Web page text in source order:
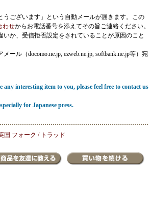
ございます」という自動メールが届きます。この
わせからお電話番号を添えてその旨ご連絡ください。
か、受信拒否設定をされていることが原因のこと
ール（docomo.ne.jp, ezweb.ne.jp, softbank.ne.jp等）宛
interesting item to you, please feel free to contact us
for Japanese press.
国 フォーク / トラッド